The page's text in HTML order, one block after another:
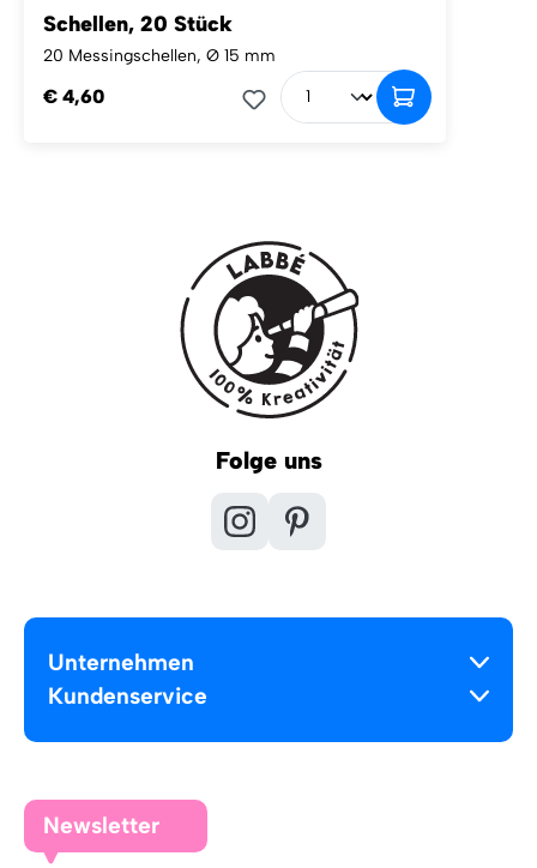
Schellen, 20 Stück
20 Messingschellen, Ø 15 mm
€ 4,60
Folge uns
Unternehmen
Kundenservice
Newsletter